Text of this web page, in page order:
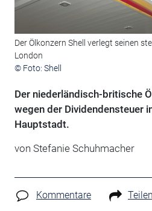
Der Ölkonzern Shell verlegt seinen
London
© Foto: Shell
Der niederländisch-britische
wegen der Dividendensteuer
Hauptstadt.
von Stefanie Schuhmacher
Kommentare Teilen